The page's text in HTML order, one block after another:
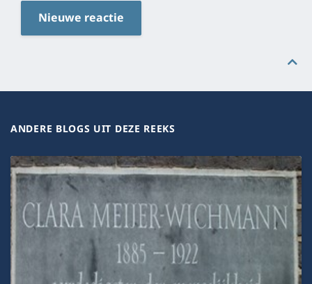
Nieuwe reactie
ANDERE BLOGS UIT DEZE REEKS